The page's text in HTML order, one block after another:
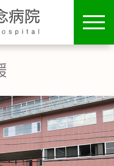
toggle